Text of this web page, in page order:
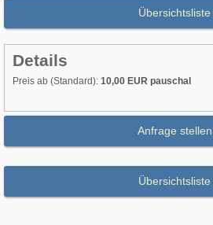
Übersichtsliste
Details
Preis ab (Standard): 10,00 EUR pauschal
Anfrage stellen
Übersichtsliste